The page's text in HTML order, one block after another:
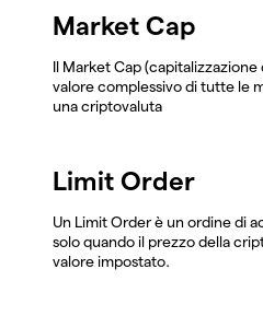
Market Cap
Il Market Cap
valore complessivo di tutte le
una criptovaluta
Limit Order
Un Limit Order è un ordine di
solo quando il prezzo della
valore impostato.